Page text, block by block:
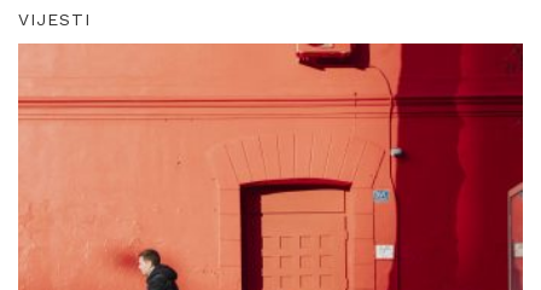
VIJESTI